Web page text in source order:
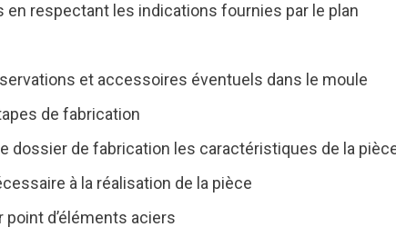
respectant les indications fournies par le plan
et accessoires éventuels dans le moule
de fabrication
dossier de fabrication les caractéristiques de la
à la réalisation de la pièce
point d’éléments aciers